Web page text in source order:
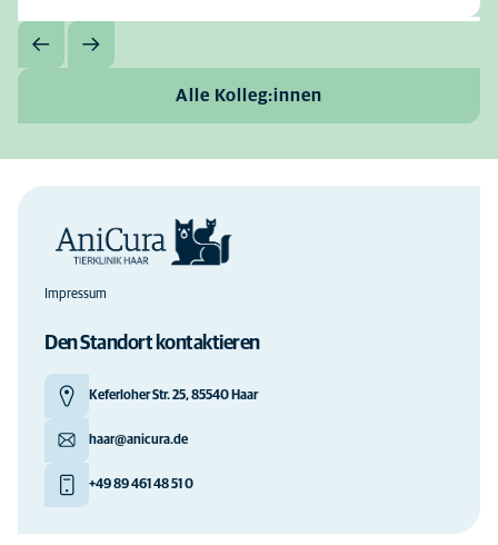
Alle Kolleg:innen
Impressum
Den Standort kontaktieren
Keferloher Str. 25, 85540 Haar
haar@anicura.de
+49 89 461 48 51 0